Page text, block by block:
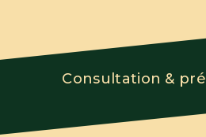
Consultation &